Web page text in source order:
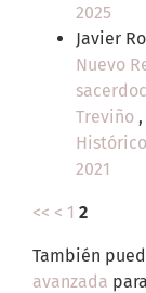
2025
Javier
Nuevo
Treviño ,
2021
<< < 1 2
También
avanzada